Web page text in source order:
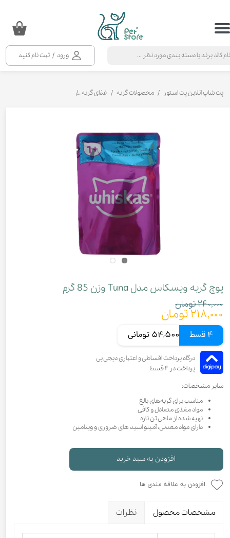
ورود / ثبت نام کنید
حساب کاربری من
خروج از حساب کاربری
۰
پت شاپ آنلاین پت استور محصولات گربه غذای گربه
پوچ گربه ویسکاس مدل Tuna وزن 85 گرم
۲۴۰,۰۰۰ تومان
۲۱۸,۰۰۰ تومان
4 قسط 54,500 تومانی
سایر مشخصات:
مناسب برای گربه‌های بالغ
مواد مغذی متعادل و کافی
تهیه شده از ماهی تن تازه
دارای مواد معدنی، آمینو اسید های ضروری و ویتامین
افزودن به سبد خرید
افزودن به علاقه مندی ها
مشخصات محصول نظرات